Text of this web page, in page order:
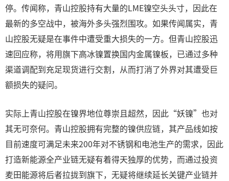
停。传闻称，青山控股持有大量的LME镍空头头寸，因此在
最新的多空战中，被海外多头强烈围攻。如果传闻属实，青
山控股无疑是在事件中遭受重大损失的一方。但青山控股迅
速回应称，将用旗下高冰镍置换国内金属镍板，已通过多种
渠道调配到充足现货进行交割，从而打消了外界对其遭受巨
额损失的疑问。
实际上青山控股在镍界地位尊崇且超然，因此“妖镍”也对
其无可奈何。青山控股拥有完整的镍供应链，其产品线如按
目前速度可满足未来200年对不锈钢和电池生产的需求，因此
打造新能源全产业链无疑有着得天独厚的优势，而通过投资
麦田能源将后者拉拢到旗下，无疑将继续延长关键产业链并